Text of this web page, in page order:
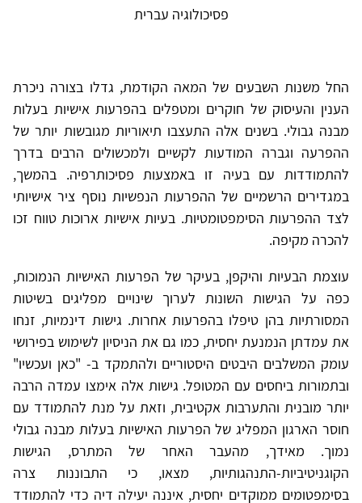
פסיכולוגיה עברית
החל משנות השבעים של המאה הקודמת, גדלו בצורה ניכרת
הענין והעיסוק של חוקרים ומטפלים בהפרעות אישיות בעלות
מבנה גבולי. בשנים אלה התעצבו תיאוריות מגובשות יותר של
ההפרעה וגברה המודעות לקשיים ולמכשולים הרבים בדרך
להתמודדות עם בעיה זו באמצעות פסיכותרפיה. בהמשך,
במגדירים הרשמיים של ההפרעות הנפשיות נוסף ציר אישיותי
לצד ההפרעות הסימפטומטיות. בעיות אישיות ארוכות טווח זכו
להכרה מקיפה.
עוצמת הבעיות והיקפן, בעיקר של הפרעות האישיות הנמוכות,
כפה על הגישות השונות לערוך שינויים מפליגים בשיטות
המסורתיות בהן טיפלו בהפרעות אחרות. גישות דינמיות, זנחו
את עמדתן הנמנעת יחסית, כמו גם את הניסיון לשימוש בפירושי
עומק המשלבים היבטים היסטוריים ולהתמקד ב- "כאן ועכשיו"
ובתמורות ביחסים עם המטופל. גישות אלה אימצו עמדה הרבה
יותר מובנית והתערבות אקטיבית, וזאת על מנת להתמודד עם
חוסר הארגון המפליג של הפרעות האישיות בעלות מבנה גבולי
נמוך. מאידך, מהעבר האחר של המתרס, הגישות
הקוגניטיביות-התנהגותיות, מצאו, כי התבוננות צרה
בסימפטומים ממוקדים יחסית, איננה יעילה דיה כדי להתמודד